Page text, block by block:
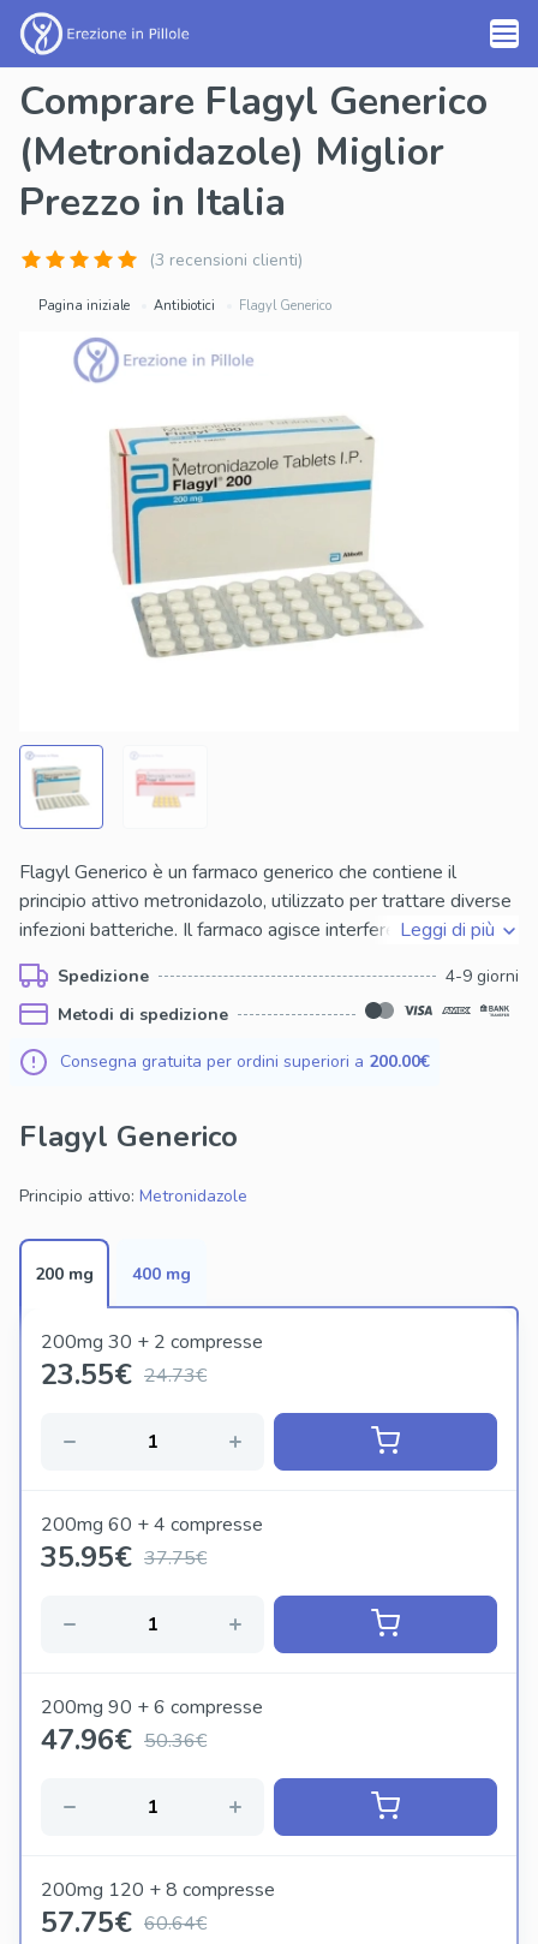
Comprare Flagyl Generico
(Metronidazole) Miglior
Prezzo in Italia
(3 recensioni clienti)
Pagina iniziale Antibiotici Flagyl Generico
Flagyl Generico è un farmaco generico che contiene il
principio attivo metronidazolo, utilizzato per trattare diverse
infezioni batteriche. Il farmaco agisce interferendo con il
DNA dei batteri, causando la loro morte o inibendo la loro
crescita. La sua efficacia nel trattamento di infezioni come
vaginosi batterica, tricomoniasi e infezioni del tratto
gastrointestinale lo rende una scelta affidabile per
migliorare la salute e il benessere dei pazienti.
Leggi di più
Spedizione
4-9 giorni
Metodi di spedizione
Consegna gratuita per ordini superiori a 200.00€
Flagyl Generico
Principio attivo: Metronidazole
200 mg 400 mg
200mg 30 + 2 compresse
23.55€ 24.73€
200mg 60 + 4 compresse
35.95€ 37.75€
200mg 90 + 6 compresse
47.96€ 50.36€
200mg 120 + 8 compresse
57.75€ 60.64€